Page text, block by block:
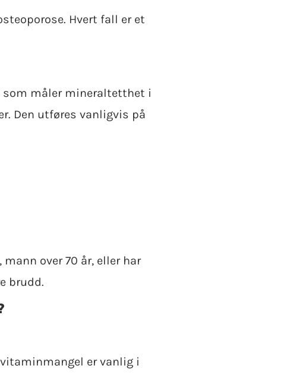
Hvert fall er et
som måler mineraltetthet i
Den utføres vanligvis på
over 70 år, eller har
brudd.
er vanlig i